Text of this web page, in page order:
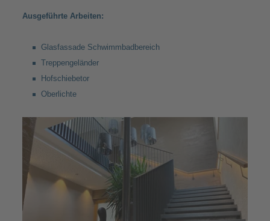
Ausgeführte Arbeiten:
Glasfassade Schwimmbadbereich
Treppengeländer
Hofschiebetor
Oberlichte